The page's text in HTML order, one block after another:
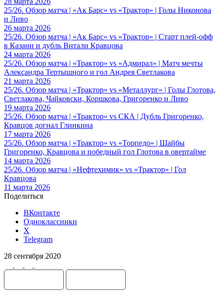
25/26. Обзор матча | «Ак Барс» vs «Трактор» | Голы Никонова
и Ливо
26 марта 2026
25/26. Обзор матча | «Ак Барс» vs «Трактор» | Старт плей-офф
в Казани и дубль Витали Кравцова
24 марта 2026
25/26. Обзор матча | «Трактор» vs «Адмирал» | Матч мечты
Александра Тертышного и гол Андрея Светлакова
21 марта 2026
25/26. Обзор матча | «Трактор» vs «Металлург» | Голы Глотова,
Светлакова, Чайковски, Коршкова, Григоренко и Ливо
19 марта 2026
25/26. Обзор матча | «Трактор» vs СКА | Дубль Григоренко,
Кравцов догнал Глинкина
17 марта 2026
25/26. Обзор матча | «Трактор» vs «Торпедо» | Шайбы
Григоренко, Кравцова и победный гол Глотова в овертайме
14 марта 2026
25/26. Обзор матча | «Нефтехимик» vs «Трактор» | Гол
Кравцова
11 марта 2026
Поделиться
ВКонтакте
Одноклассники
X
Telegram
28 сентября 2020